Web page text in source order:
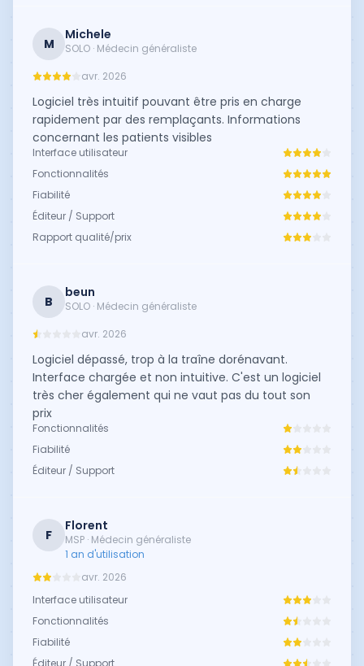
M
Michele
SOLO · Médecin généraliste
avr. 2026
Logiciel très intuitif pouvant être pris en charge
rapidement par des remplaçants. Informations
concernant les patients visibles
Interface utilisateur
Fonctionnalités
Fiabilité
Éditeur / Support
Rapport qualité/prix
B
beun
SOLO · Médecin généraliste
avr. 2026
Logiciel dépassé, trop à la traîne dorénavant.
Interface chargée et non intuitive. C'est un logiciel
très cher également qui ne vaut pas du tout son
prix
Fonctionnalités
Fiabilité
Éditeur / Support
F
Florent
MSP · Médecin généraliste
1 an d'utilisation
avr. 2026
Interface utilisateur
Fonctionnalités
Fiabilité